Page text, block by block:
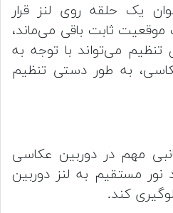
یک حلقه روی لنز قرار
ثابت باقی می‌ماند،
تنظیم می‌تواند با توجه به
به طور دستی تنظیم
مهم در دوربین عکاسی
مستقیم به لنز دوربین
کند.